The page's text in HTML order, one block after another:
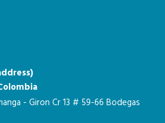
- Giron Cr 13 # 59-66 Bodegas